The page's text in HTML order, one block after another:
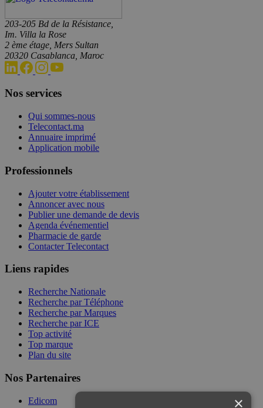
203-205 Bd de la Résistance,
Im. Villa la Rose
2 ème étage, Mers Sultan
20320 Casablanca, Maroc
Nos services
Qui sommes-nous
Telecontact.ma
Annuaire imprimé
Application mobile
Professionnels
Ajouter votre établissement
Annoncer avec nous
Publier une demande de devis
Agenda événementiel
Pharmacie de garde
Contacter Telecontact
Liens rapides
Recherche Nationale
Recherche par Téléphone
Recherche par Marques
Recherche par ICE
Top activité
Top marque
Plan du site
Nos Partenaires
Edicom
×